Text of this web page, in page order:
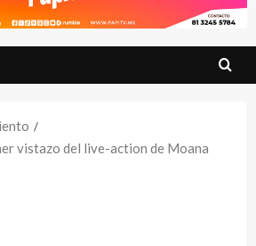
vistazo del live-action de Moana